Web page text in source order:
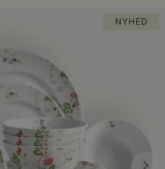
kur
NYHED